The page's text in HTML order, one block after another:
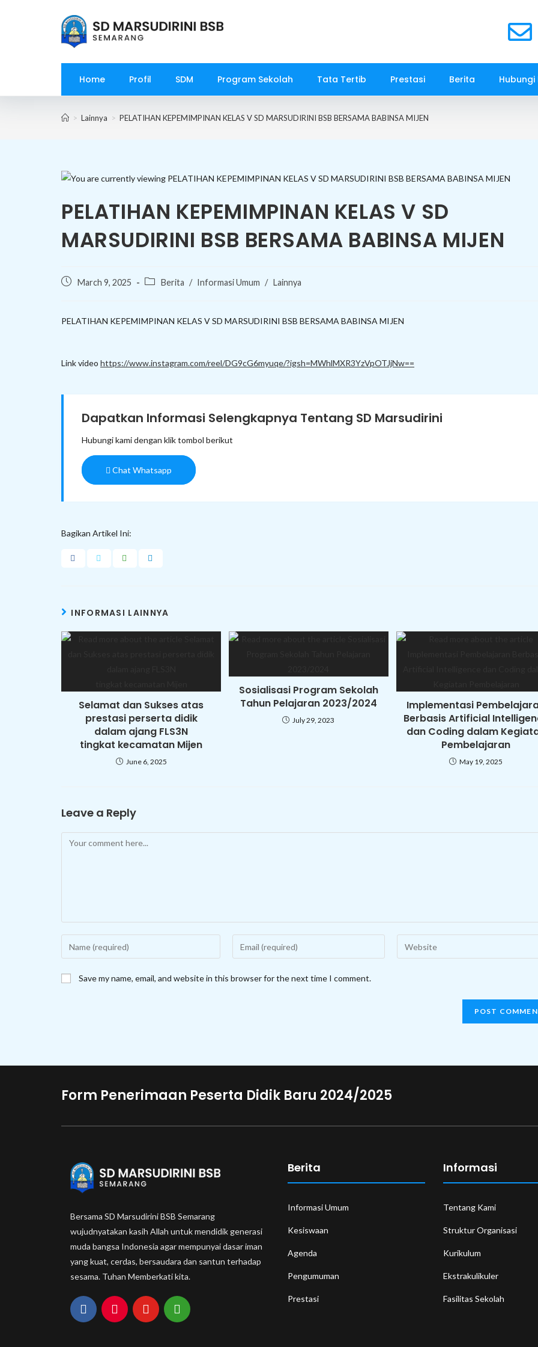
Home Profil SDM Program Sekolah Tata Tertib Prestasi Berita Hubungi
> Lainnya > PELATIHAN KEPEMIMPINAN KELAS V SD MARSUDIRINI BSB BERSAMA BABINSA MIJEN
PELATIHAN KEPEMIMPINAN KELAS V SD
MARSUDIRINI BSB BERSAMA BABINSA MIJEN
PostMarch 9, 2025
PostBerita / Informasi Umum / Lainnya
PELATIHAN KEPEMIMPINAN KELAS V SD MARSUDIRINI BSB BERSAMA BABINSA MIJEN
Link video https://www.instagram.com/reel/DG9cG6myuqe/?igsh=MWhlMXR3YzVpOTJjNw==
Dapatkan Informasi Selengkapnya Tentang SD Marsudirini
Hubungi kami dengan klik tombol berikut
Chat Whatsapp
Bagikan Artikel Ini:
INFORMASI LAINNYA
Selamat dan Sukses atas
prestasi perserta didik
dalam ajang FLS3N
tingkat kecamatan Mijen
June 6, 2025
Sosialisasi Program Sekolah
Tahun Pelajaran 2023/2024
July 29, 2023
Implementasi
Berbasis Artificial
dan Coding dalam
Pembelajaran
May 19, 2025
Leave a Reply
Comment
your
name
or
your
your
Save my name, email, and website in this browser for the next time I comment.
Form Penerimaan Peserta Didik Baru 2024/2025
Bersama SD Marsudirini BSB Semarang
wujudnyatakan kasih Allah untuk mendidik generasi
muda bangsa Indonesia agar mempunyai dasar iman
yang kuat, cerdas, bersaudara dan santun terhadap
sesama. Tuhan Memberkati kita.
Berita
Informasi Umum
Kesiswaan
Agenda
Pengumuman
Prestasi
Informasi
Tentang Kami
Struktur Organisasi
Kurikulum
Ekstrakulikuler
Fasilitas Sekolah